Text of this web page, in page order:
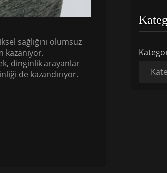
sağlığını olumsuz
kazanıyor.
dinginlik arayanlar
de kazandırıyor.